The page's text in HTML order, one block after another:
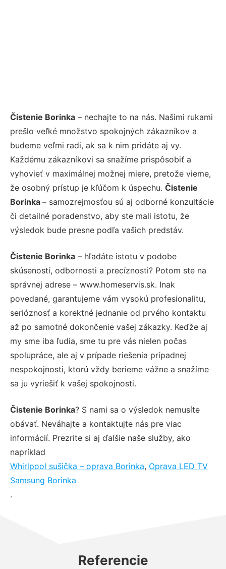
Čistenie Borinka – nechajte to na nás. Našimi rukami
prešlo veľké množstvo spokojných zákazníkov a
budeme veľmi radi, ak sa k nim pridáte aj vy.
Každému zákazníkovi sa snažíme prispôsobiť a
vyhovieť v maximálnej možnej miere, pretože vieme,
že osobný prístup je kľúčom k úspechu. Čistenie
Borinka – samozrejmosťou sú aj odborné konzultácie
či detailné poradenstvo, aby ste mali istotu, že
výsledok bude presne podľa vašich predstáv.
Čistenie Borinka – hľadáte istotu v podobe
skúseností, odbornosti a precíznosti? Potom ste na
správnej adrese – www.homeservis.sk. Inak
povedané, garantujeme vám vysokú profesionalitu,
serióznosť a korektné jednanie od prvého kontaktu
až po samotné dokončenie vašej zákazky. Keďže aj
my sme iba ľudia, sme tu pre vás nielen počas
spolupráce, ale aj v prípade riešenia prípadnej
nespokojnosti, ktorú vždy berieme vážne a snažíme
sa ju vyriešiť k vašej spokojnosti.
Čistenie Borinka? S nami sa o výsledok nemusíte
obávať. Neváhajte a kontaktujte nás pre viac
informácií. Prezrite si aj ďalšie naše služby, ako
napríklad
Whirlpool sušička – oprava Borinka, Oprava LED TV
Samsung Borinka
.
Referencie